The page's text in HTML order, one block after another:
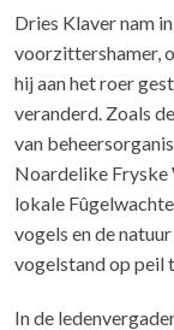
Dries Klaver nam
voorzittershamer,
hij aan het roer
veranderd. Zoals
van
Noardelike Fryske
lokale
vogels en de
vogelstand op peil
In de